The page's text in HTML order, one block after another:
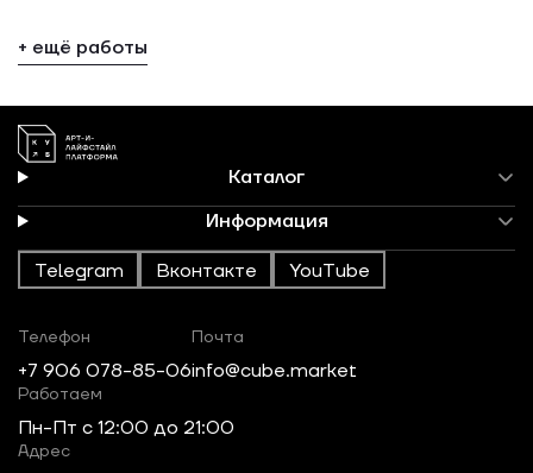
+ ещё работы
Каталог
Информация
Telegram Вконтакте YouTube
Телефон
+7 906 078-85-06
Почта
info@cube.market
Работаем
Пн-Пт c 12:00 до 21:00
Адрес